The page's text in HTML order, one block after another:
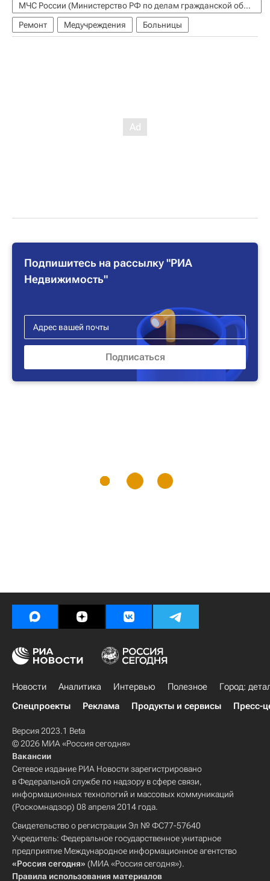
МЧС России (Министерство РФ по делам гражданской обороны, чрезвычайным ситуациям и ликвидации последствий стихийных бедствий)
Ремонт
Медучреждения Больницы
Подпишитесь на рассылку "РИА
Недвижимость"
Новости Аналитика Интервью Полезное
Город:
Спецпроекты
Реклама Продукты и сервисы Пресс-
Версия 2023.1 Beta
© 2026 МИА «Россия сегодня»
Вакансии
Сетевое издание РИА Новости зарегистрировано
в Федеральной службе по надзору в сфере связи,
информационных технологий и массовых коммуникаций
(Роскомнадзор) 08 апреля 2014 года.
Свидетельство о регистрации Эл № ФС77-57640
Учредитель: Федеральное государственное унитарное
предприятие Международное информационное агентство
«Россия сегодня» (МИА «Россия сегодня»).
Правила использования материалов